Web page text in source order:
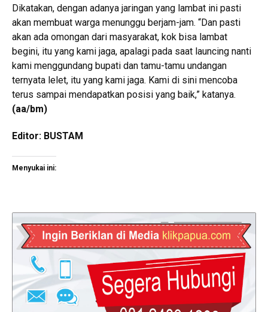
Dikatakan, dengan adanya jaringan yang lambat ini pasti
akan membuat warga menunggu berjam-jam. “Dan pasti
akan ada omongan dari masyarakat, kok bisa lambat
begini, itu yang kami jaga, apalagi pada saat launcing nanti
kami menggundang bupati dan tamu-tamu undangan
ternyata lelet, itu yang kami jaga. Kami di sini mencoba
terus sampai mendapatkan posisi yang baik,” katanya.
(aa/bm)
Editor: BUSTAM
Menyukai ini: